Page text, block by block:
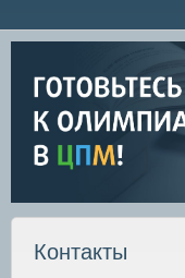
Контакты